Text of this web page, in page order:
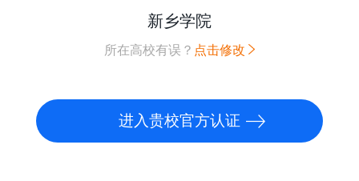
新乡学院
所在高校有误？ 点击修改
进入贵校官方认证